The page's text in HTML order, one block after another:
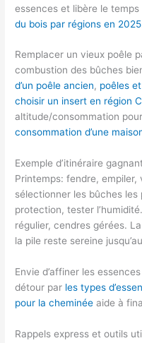
essences et libère le
du bois par régions en 2025
Remplacer un vieux poêle
combustion des bûches
d’un poêle ancien, poêles
choisir un insert en région
altitude/consommation
consommation d’une
Exemple d’itinéraire
Printemps: fendre, empiler,
sélectionner les bûches
protection, tester
régulier, cendres gérées.
la pile reste sereine
Envie d’affiner les
détour par les types
pour la cheminée aide à
Rappels express et outils